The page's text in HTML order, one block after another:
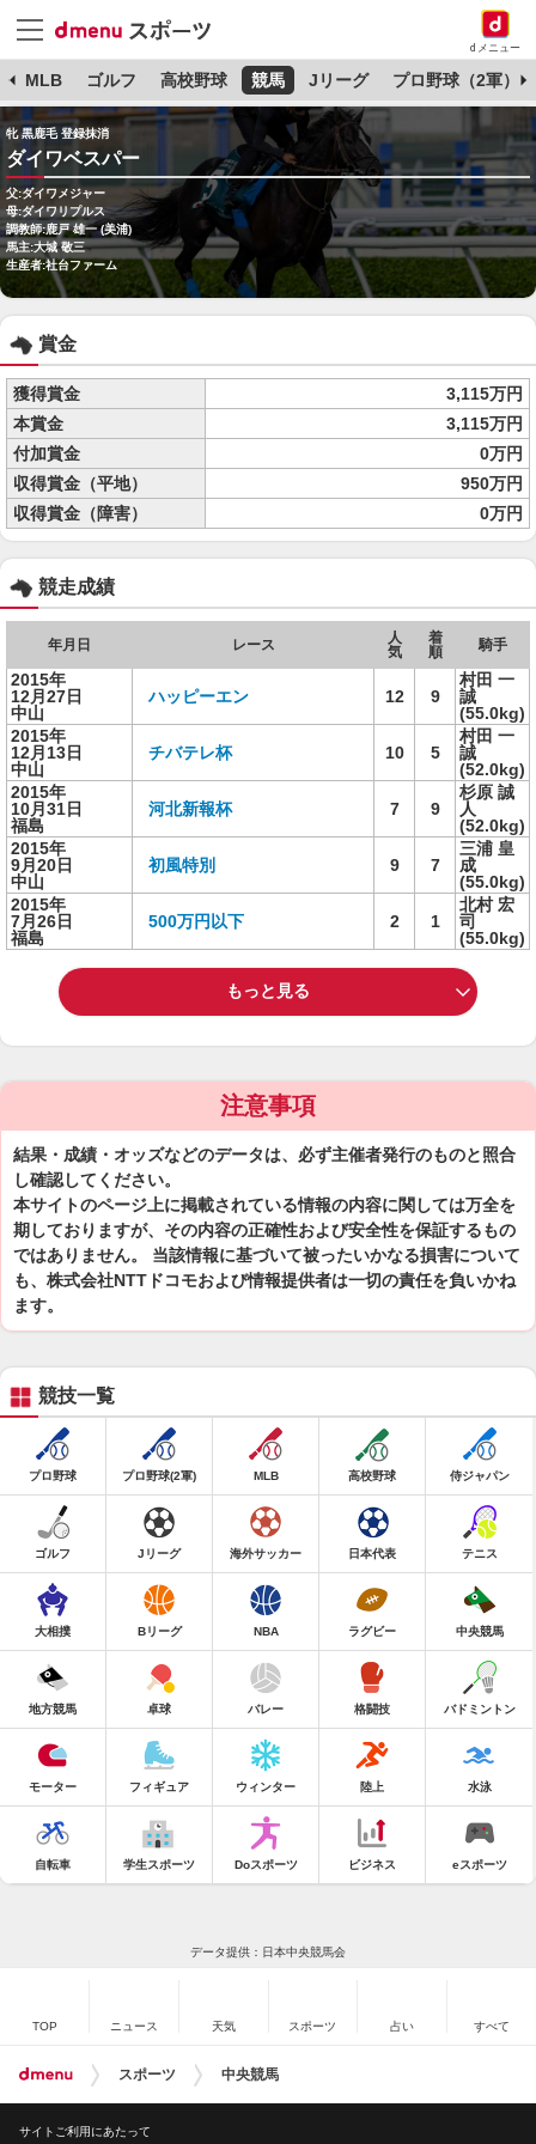
dメニュー
MLB ゴルフ 高校野球 競馬 Jリーグ プロ野球（2軍）
牝 黒鹿毛 登録抹消
ダイワベスパー
父:ダイワメジャー
母:ダイワリプルス
調教師:鹿戸 雄一 (美浦)
馬主:大城 敬三
生産者:社台ファーム
賞金
獲得賞金
3,115万円
本賞金
3,115万円
付加賞金
0万円
収得賞金（平地）
950万円
収得賞金（障害）
0万円
競走成績
年月日 レース
人
気
着
順
騎手
2015年
12月27日
中山
ハッピーエン 12 9
村田 一
誠
(55.0kg)
2015年
12月13日
中山
チバテレ杯 10 5
村田 一
誠
(52.0kg)
2015年
10月31日
福島
河北新報杯 7 9
杉原 誠
人
(52.0kg)
2015年
9月20日
中山
初風特別 9 7
三浦 皇
成
(55.0kg)
2015年
7月26日
福島
500万円以下 2 1
北村 宏
司
(55.0kg)
もっと見る
注意事項
結果・成績・オッズなどのデータは、必ず主催者発行のものと照合
し確認してください。
本サイトのページ上に掲載されている情報の内容に関しては万全を
期しておりますが、その内容の正確性および安全性を保証するもの
ではありません。 当該情報に基づいて被ったいかなる損害について
も、株式会社NTTドコモおよび情報提供者は一切の責任を負いかね
ます。
競技一覧
プロ野球 プロ野球(2軍) MLB 高校野球 侍ジャパン
ゴルフ Jリーグ 海外サッカー 日本代表 テニス
大相撲 Bリーグ NBA ラグビー 中央競馬
地方競馬 卓球 バレー 格闘技 バドミントン
モーター フィギュア ウィンター 陸上 水泳
自転車 学生スポーツ Doスポーツ ビジネス eスポーツ
データ提供：日本中央競馬会
TOP ニュース 天気 スポーツ 占い すべて
スポーツ 中央競馬
サイトご利用にあたって